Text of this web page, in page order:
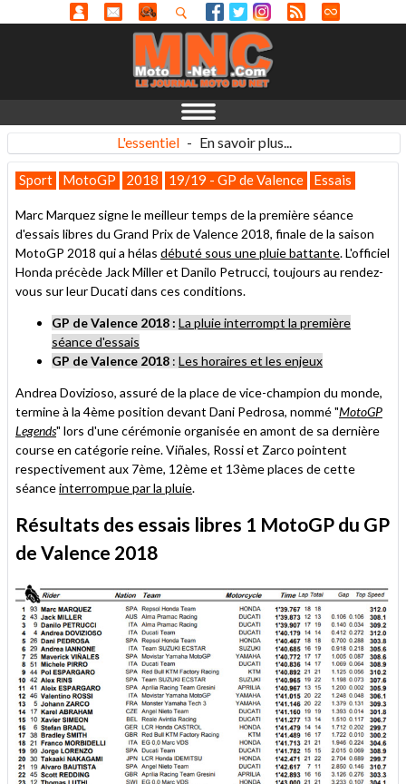
L'essentiel - En savoir plus...
Sport MotoGP 2018 19/19 - GP de Valence Essais
Marc Marquez signe le meilleur temps de la première séance
d'essais libres du Grand Prix de Valence 2018, finale de la saison
MotoGP 2018 qui a hélas débuté sous une pluie battante. L'officiel
Honda précède Jack Miller et Danilo Petrucci, toujours au rendez-
vous sur leur Ducati dans ces conditions.
GP de Valence 2018 : La pluie interrompt la première
séance d'essais
GP de Valence 2018 : Les horaires et les enjeux
Andrea Dovizioso, assuré de la place de vice-champion du monde,
termine à la 4ème position devant Dani Pedrosa, nommé "MotoGP
Legends" lors d'une cérémonie organisée en amont de sa dernière
course en catégorie reine. Viñales, Rossi et Zarco pointent
respectivement aux 7ème, 12ème et 13ème places de cette
séanceinterrompue par la pluie.
Résultats des essais libres 1 MotoGP du GP
de Valence 2018